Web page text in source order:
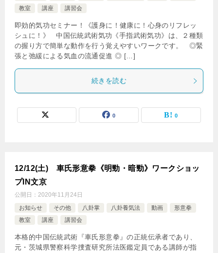
教室 講座 講習会
即効的気功セミナー！《護身に！健康に！心身のリフレッ
シュに！》 中国伝統武術気功《手指武術気功》は、２種類
の握り方で簡単な動作を行う覚えやすいワークです。 ◎緊
張と弛緩による気血の流通促進 ◎ […]
続きを読む
0 0
12/12(土) 車氏形意拳《明勁・暗勁》ワークショッ
プIN文京
公開日： 2020年11月24日
お知らせ
その他 八卦掌 八卦養気法 動画
形意拳
教室
講座 講習会
本格的中国伝統武術『車氏形意拳』の正統伝承者であり、
元・茨城県警察科学捜査研究所法医鑑定員である講師が指